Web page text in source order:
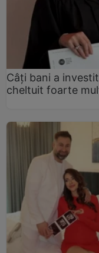
Câți bani a
cheltuit foarte